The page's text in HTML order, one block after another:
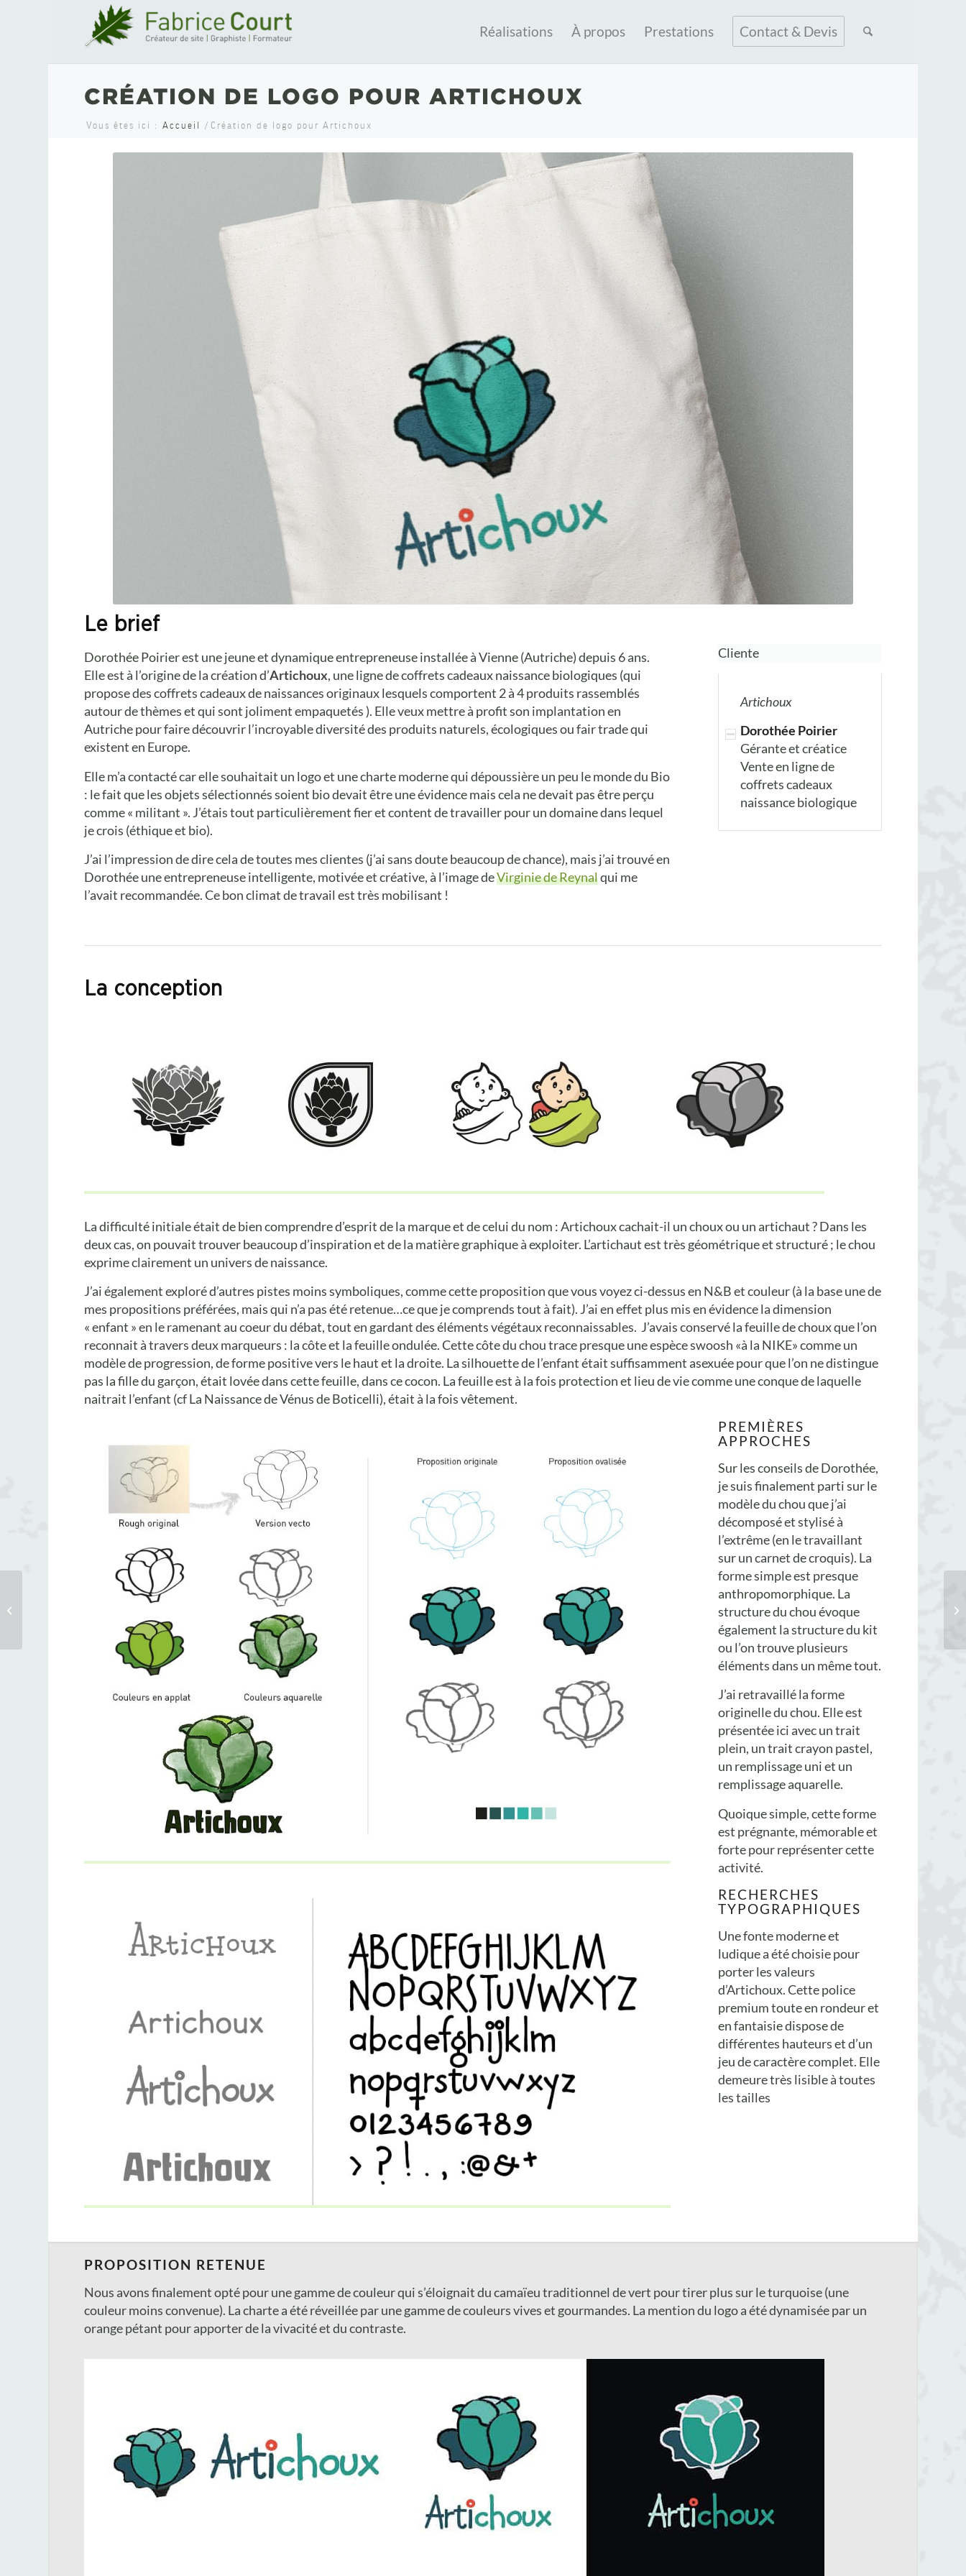
Réalisations À propos Prestations Contact & Devis
CRÉATION DE LOGO POUR ARTICHOUX
Vous êtes ici : Accueil / Création de logo pour Artichoux
Le brief
Dorothée Poirier est une jeune et dynamique entrepreneuse installée à Vienne (Autriche) depuis 6 ans.
Elle est à l’origine de la création d’Artichoux, une ligne de coffrets cadeaux naissance biologiques (qui
propose des coffrets cadeaux de naissances originaux lesquels comportent 2 à 4 produits rassemblés
autour de thèmes et qui sont joliment empaquetés ). Elle veux mettre à profit son implantation en
Autriche pour faire découvrir l’incroyable diversité des produits naturels, écologiques ou fair trade qui
existent en Europe.
Elle m’a contacté car elle souhaitait un logo et une charte moderne qui dépoussière un peu le monde du Bio
: le fait que les objets sélectionnés soient bio devait être une évidence mais cela ne devait pas être perçu
comme « militant ». J’étais tout particulièrement fier et content de travailler pour un domaine dans lequel
je crois (éthique et bio).
J’ai l’impression de dire cela de toutes mes clientes (j’ai sans doute beaucoup de chance), mais j’ai trouvé en
Dorothée une entrepreneuse intelligente, motivée et créative, à l’image deVirginie de Reynalqui me
l’avait recommandée. Ce bon climat de travail est très mobilisant !
Cliente
Artichoux
Dorothée Poirier
Gérante et créatice
Vente en ligne de
coffrets cadeaux
naissance biologique
La conception
La difficulté initiale était de bien comprendre d’esprit de la marque et de celui du nom : Artichoux cachait-il un choux ou un artichaut ? Dans les
deux cas, on pouvait trouver beaucoup d’inspiration et de la matière graphique à exploiter. L’artichaut est très géométrique et structuré ; le chou
exprime clairement un univers de naissance.
J’ai également exploré d’autres pistes moins symboliques, comme cette proposition que vous voyez ci-dessus en N&B et couleur (à la base une de
mes propositions préférées, mais qui n’a pas été retenue…ce que je comprends tout à fait). J’ai en effet plus mis en évidence la dimension
« enfant » en le ramenant au coeur du débat, tout en gardant des éléments végétaux reconnaissables. J’avais conservé la feuille de choux que l’on
reconnait à travers deux marqueurs : la côte et la feuille ondulée. Cette côte du chou trace presque une espèce swoosh «à la NIKE» comme un
modèle de progression, de forme positive vers le haut et la droite. La silhouette de l’enfant était suffisamment asexuée pour que l’on ne distingue
pas la fille du garçon, était lovée dans cette feuille, dans ce cocon. La feuille est à la fois protection et lieu de vie comme une conque de laquelle
naitrait l’enfant (cf La Naissance de Vénus de Boticelli), était à la fois vêtement.
PREMIÈRES
APPROCHES
Sur les conseils de Dorothée,
je suis finalement parti sur le
modèle du chou que j’ai
décomposé et stylisé à
l’extrême (en le travaillant
sur un carnet de croquis). La
forme simple est presque
anthropomorphique. La
structure du chou évoque
également la structure du kit
ou l’on trouve plusieurs
éléments dans un même tout.
J’ai retravaillé la forme
originelle du chou. Elle est
présentée ici avec un trait
plein, un trait crayon pastel,
un remplissage uni et un
remplissage aquarelle.
Quoique simple, cette forme
est prégnante, mémorable et
forte pour représenter cette
activité.
RECHERCHES
TYPOGRAPHIQUES
Une fonte moderne et
ludique a été choisie pour
porter les valeurs
d’Artichoux. Cette police
premium toute en rondeur et
en fantaisie dispose de
différentes hauteurset d’un
jeu de caractère complet. Elle
demeuretrès lisibleà toutes
les tailles
PROPOSITION RETENUE
Nous avons finalement opté pour une gamme de couleur qui s’éloignait du camaïeu traditionnel de vert pour tirer plus sur le turquoise (une
couleur moins convenue). La charte a été réveillée par une gamme de couleurs vives et gourmandes. La mention du logo a été dynamisée par un
orange pétant pour apporter de la vivacité et du contraste.